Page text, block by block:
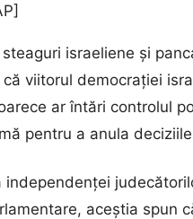
israeliene și
viitorul democrației
ar întări controlul
pentru a anula
independenței
aceștia spun